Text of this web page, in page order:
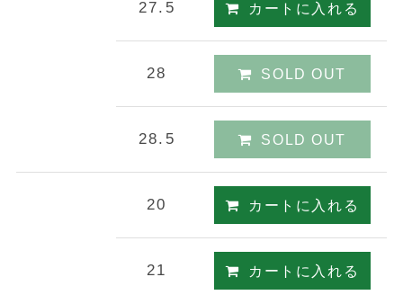
27.5 カートに入れる
28 SOLD OUT
28.5 SOLD OUT
20 カートに入れる
21 カートに入れる